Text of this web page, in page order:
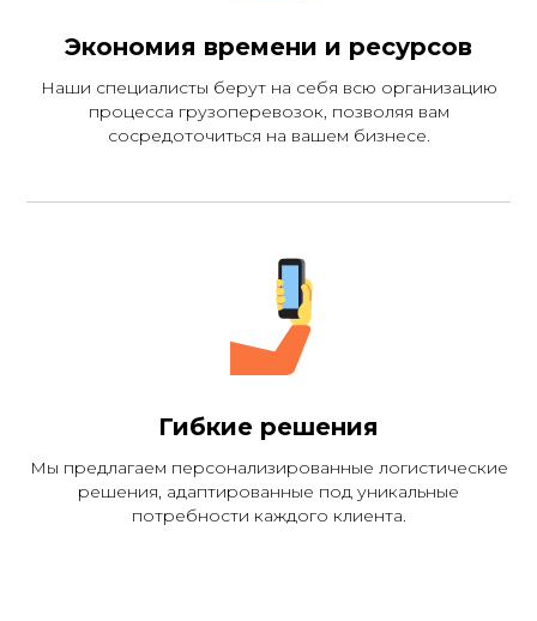
Экономия времени и ресурсов
Наши специалисты берут на себя всю организацию
процесса грузоперевозок, позволяя вам
сосредоточиться на вашем бизнесе.
Гибкие решения
Мы предлагаем персонализированные логистические
решения, адаптированные под уникальные
потребности каждого клиента.
Изучите нашу гибкую систему
Оставьте заявку и
течение часа
Бесплатная консультация